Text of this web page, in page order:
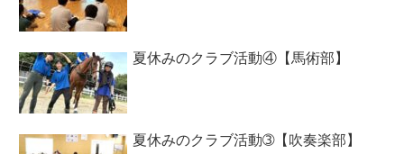
夏休みのクラブ活動④【馬術部】
夏休みのクラブ活動➂【吹奏楽部】